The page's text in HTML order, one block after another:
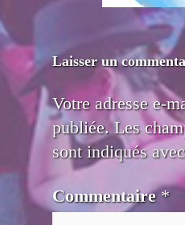
Laisser un
Votre adresse e-
publiée. Les
sont indiqués avec
Commentaire *